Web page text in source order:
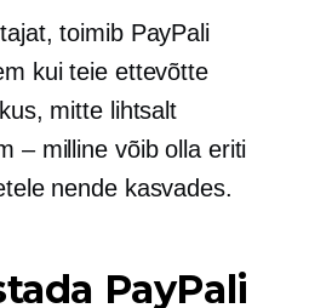
toimib PayPali
kui teie ettevõtte
mitte lihtsalt
– millinevõib olla eriti
nende kasvades.
PayPali